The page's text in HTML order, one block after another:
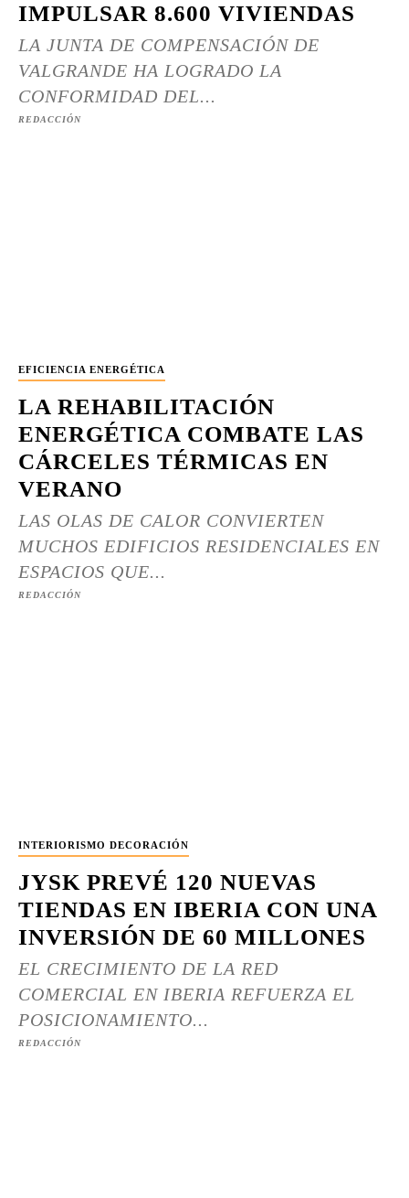
IMPULSAR 8.600 VIVIENDAS
LA JUNTA DE COMPENSACIÓN DE
VALGRANDE HA LOGRADO LA
CONFORMIDAD DEL...
REDACCIÓN
EFICIENCIA ENERGÉTICA
LA REHABILITACIÓN
ENERGÉTICA COMBATE LAS
CÁRCELES TÉRMICAS EN
VERANO
LAS OLAS DE CALOR CONVIERTEN
MUCHOS EDIFICIOS RESIDENCIALES EN
ESPACIOS QUE...
REDACCIÓN
INTERIORISMO DECORACIÓN
JYSK PREVÉ 120 NUEVAS
TIENDAS EN IBERIA CON UNA
INVERSIÓN DE 60 MILLONES
EL CRECIMIENTO DE LA RED
COMERCIAL EN IBERIA REFUERZA EL
POSICIONAMIENTO...
REDACCIÓN